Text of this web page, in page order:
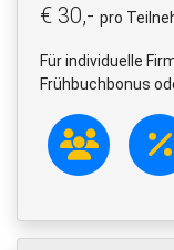
€ 30,- pro
Für individuelle
Frühbuchbonus